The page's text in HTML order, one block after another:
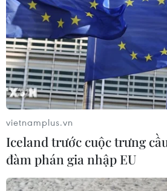
vietnamplus.vn
Iceland trước cuộc trưng
đàm phán gia nhập EU